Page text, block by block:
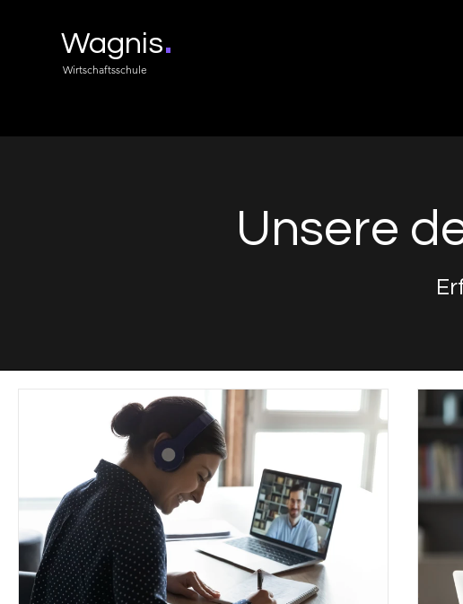
Wagnis.
Wirtschaftsschule
Unsere